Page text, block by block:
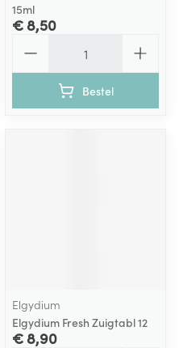
15ml
€ 8,50
Bestel
Elgydium
Elgydium Fresh Zuigtabl 12
€ 8,90